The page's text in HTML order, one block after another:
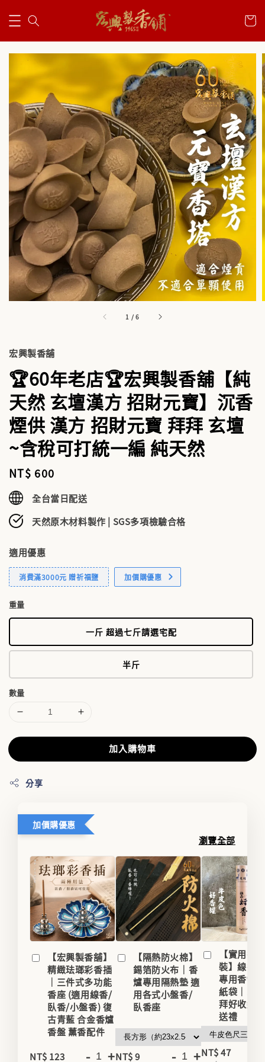
1 /6
宏興製香舖
🏆60年老店🏆宏興製香舖【純
天然 玄壇漢方 招財元寶】沉香
煙供 漢方 招財元寶 拜拜 玄壇
~含稅可打統一編 純天然
Regular
price
NT$ 600
全台當日配送
天然原木材料製作 | SGS多項檢驗合格
適用優惠
消費滿3000元 贈祈福鹽 加價購優惠
重量
一斤 超過七斤請選宅配
半斤
數量
加入購物車
分享
加價購優惠
瀏覽全部
【宏興製香舖】
精緻珐瑯彩香插
｜三件式多功能
香座 (適用線香/
臥香/小盤香) 復
古青藍 合金香爐
香盤 薰香配件
NT$ 123
- +
【隔熱防火棉】
錫箔防火布｜香
爐專用隔熱墊 適
用各式小盤香/
臥香座
NT$ 9 - +
【實用香
裝】線香
專用香罐/
紙袋｜家
拜好收納
送禮
NT$ 47